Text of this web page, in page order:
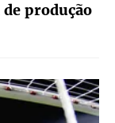
produção